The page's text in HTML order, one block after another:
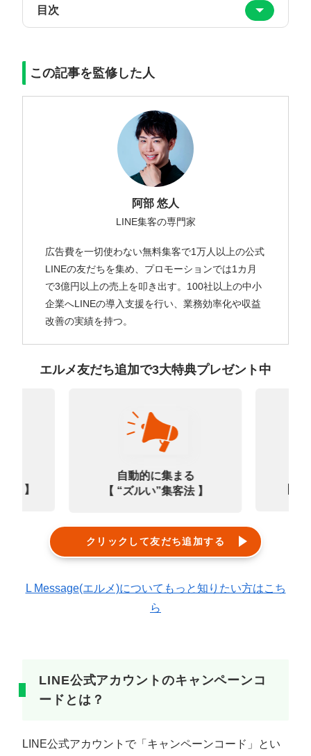
目次
この記事を監修した人
阿部 悠人
LINE集客の専門家
広告費を一切使わない無料集客で1万人以上の公式
LINEの友だちを集め、プロモーションでは1カ月
で3億円以上の売上を叩き出す。100社以上の中小
企業へLINEの導入支援を行い、業務効率化や収益
改善の実績を持つ。
エルメ友だち追加で3大特典プレゼント中
選 】
自動的に集まる
【 “ズルい”集客法 】
クリックして友だち追加する
L Message(エルメ)についてもっと知りたい方はこち
ら
LINE公式アカウントのキャンペーンコ
ードとは？
LINE公式アカウントで「キャンペーンコード」とい